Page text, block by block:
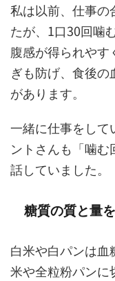
私は以前、仕事の
たが、1口30回噛
腹感が得られやす
ぎも防げ、食後
があります。
一緒に仕事をして
ントさんも「噛む
話していました。
糖質の質と量
白米や白パンは
米や全粒粉パンに